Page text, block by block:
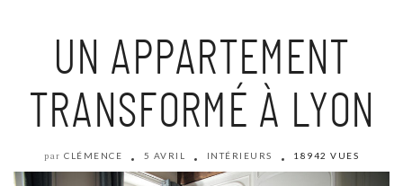
UN APPARTEMENT
TRANSFORMÉ À LYON
par CLÉMENCE 5 AVRIL INTÉRIEURS 18942 VUES